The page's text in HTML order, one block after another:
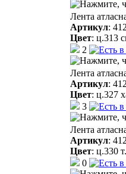
Лента
Артикул:
Цвет: ц.313
2
Лента
Артикул:
Цвет: ц.327
3
Лента
Артикул:
Цвет: ц.330
0